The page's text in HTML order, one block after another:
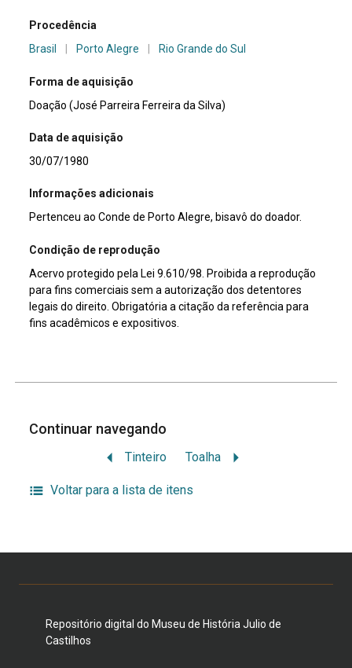
Procedência
Brasil
Porto Alegre Rio Grande do Sul
Forma de aquisição
Doação (José Parreira Ferreira da Silva)
Data de aquisição
30/07/1980
Informações adicionais
Pertenceu ao Conde de Porto Alegre, bisavô do doador.
Condição de reprodução
Acervo protegido pela Lei 9.610/98. Proibida a reprodução
para fins comerciais sem a autorização dos detentores
legais do direito. Obrigatória a citação da referência para
fins acadêmicos e expositivos.
Continuar navegando
Tinteiro Toalha
Voltar para a lista de itens
Repositório digital do Museu de História Julio de
Castilhos